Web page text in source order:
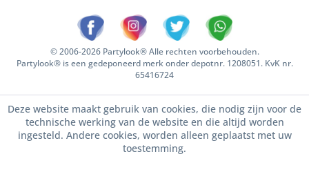
© 2006-2026 Partylook® Alle rechten voorbehouden.
Partylook® is een gedeponeerd merk onder depotnr. 1208051. KvK nr.
65416724
Deze website maakt gebruik van cookies, die nodig zijn voor de
technische werking van de website en die altijd worden
ingesteld. Andere cookies, worden alleen geplaatst met uw
toestemming.